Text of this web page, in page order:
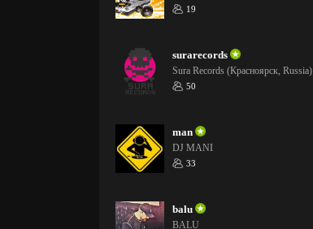
19
surarecords
Sura Records (Красноярск, Russia)
50
man
DJ MANI
33
balu
BALU